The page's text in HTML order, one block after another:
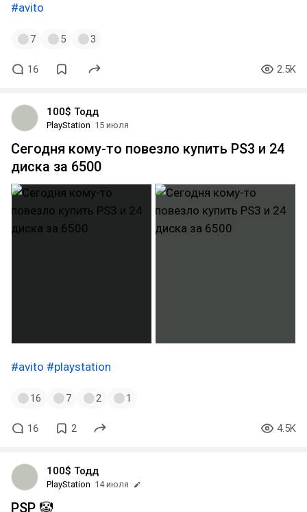
#avito
7 5 3
16 2.5K
100$ Тодд
PlayStation 15 июля
Сегодня кому-то повезло купить PS3 и 24
диска за 6500
#avito #playstation
16 7 2 1
16 2 4.5K
100$ Тодд
PlayStation 14 июля
PSP 🤡